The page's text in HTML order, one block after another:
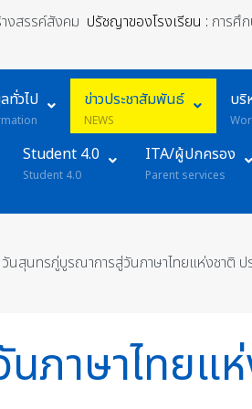
งสรรค์สังคม ปรัชญาของโรงเรียน : การศึ
ทั่วไป ข่าวประชาสัมพันธ์
NEWS
บริ
Student 4.0
Student 4.0
ITA/ผู้ปกครอง
Parent services
วันสุนทรภู่บูรณาการสู่วันภาษาไทยแห่งชาติ ป
ภาษาไทยแ